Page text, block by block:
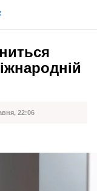
22:06